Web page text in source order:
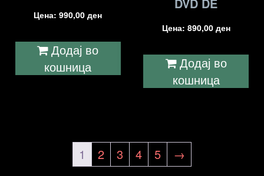
Цена:990,00ден
Додај во
кошница
DVD DE
Цена: 890,00 ден
Додај во
кошница
1 2 3 4 5 →